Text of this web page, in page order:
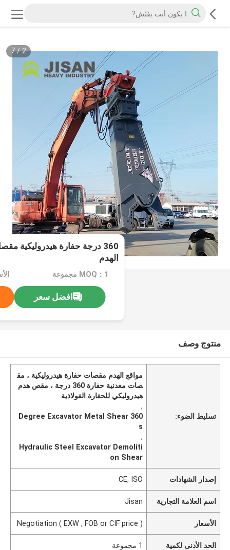
2
/
7
360 درجة حفارة هيدروليكية
الهدم
MOQ：1 مجموعة
افضل سعر
منتوج وصف
تسليط الضوء:
مواقع الهدم مقصات حفارة هيدروليكية ، مق
صات معدنية حفارة 360 درجة ، مقص هدم
هيدروليكي للحفارة الفولاذية
,
360 Degree Excavator Metal Shear
s
,
Hydraulic Steel Excavator Demoliti
on Shear
إصدار الشهادات CE, ISO
اسم العلامة التجارية Jisan
الأسعار Negotiation ( EXW , FOB or CIF price )
الحد الأدنى لكمية 1 مجموعة